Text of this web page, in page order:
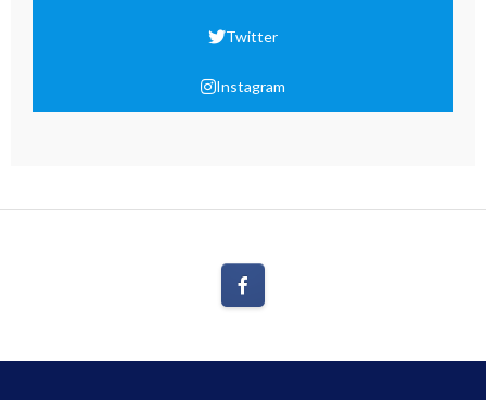
Twitter
Instagram